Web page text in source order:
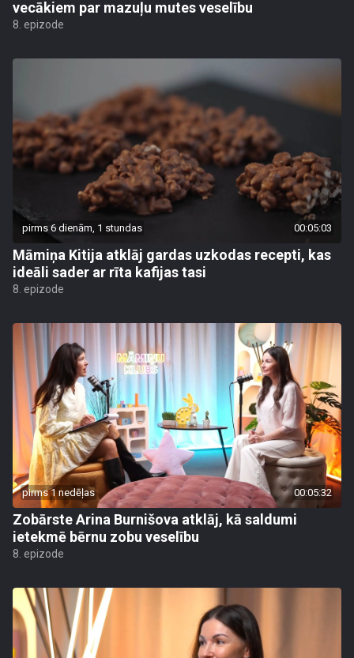
vecākiem par mazuļu mutes veselību
8. epizode
pirms 6 dienām, 1 stundas 00:05:03
Māmiņa Kitija atklāj gardas uzkodas recepti, kas
ideāli sader ar rīta kafijas tasi
8. epizode
pirms 1 nedēļas 00:05:32
Zobārste Arina Burnišova atklāj, kā saldumi
ietekmē bērnu zobu veselību
8. epizode